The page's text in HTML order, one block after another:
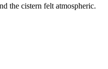
the cistern felt atmospheric.